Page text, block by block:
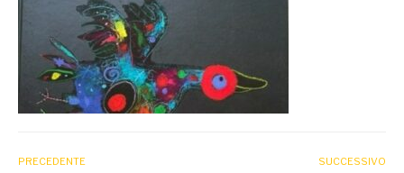
PRECEDENTE SUCCESSIVO